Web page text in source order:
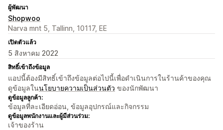
ผู้พัฒนา
Shopwoo
Narva mnt 5, Tallinn, 10117, EE
เปิดตัวแล้ว
5 สิงหาคม 2022
สิทธิ์เข้าถึงข้อมูล
แอปนี้ต้องมีสิทธิ์เข้าถึงข้อมูลต่อไปนี้เพื่อดำเนินการในร้านค้าของคุณ
ดูข้อมูลในนโยบายความเป็นส่วนตัว ของนักพัฒนา
ดูข้อมูลลูกค้า:
ข้อมูลที่ละเอียดอ่อน, ข้อมูลอุปกรณ์และกิจกรรม
ดูข้อมูลพนักงานและผู้มีส่วนร่วม:
เจ้าของร้าน